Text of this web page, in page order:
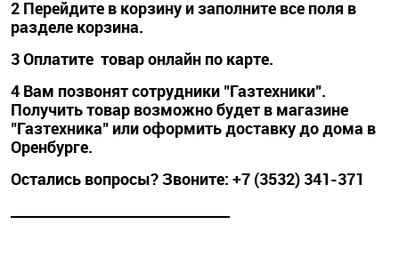
2 Перейдите в корзину и заполните все поля в
разделе корзина.
3 Оплатите товар онлайн по карте.
4 Вам позвонят сотрудники "Газтехники".
Получить товар возможно будет в магазине
"Газтехника" или оформить доставку до дома в
Оренбурге.
Остались вопросы? Звоните: +7 (3532) 341-371